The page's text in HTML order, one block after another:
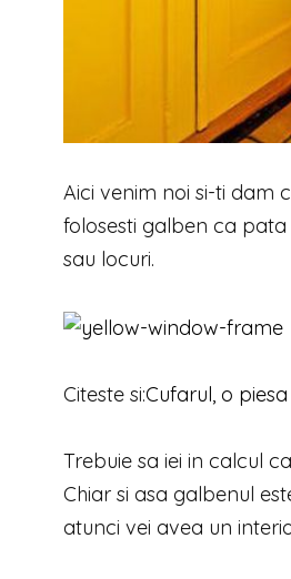
Aici venim noi si-ti dam
folosesti galben ca
sau locuri.
Citeste si:Cufarul, o
Trebuie sa iei in calcul
Chiar si asa galbenul
atunci vei avea un